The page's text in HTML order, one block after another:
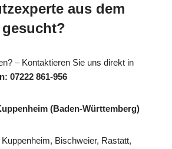
aus dem
gesucht?
– Kontaktieren Sie uns direkt in
07222 861-956
(Baden-Württemberg)
Bischweier, Rastatt,